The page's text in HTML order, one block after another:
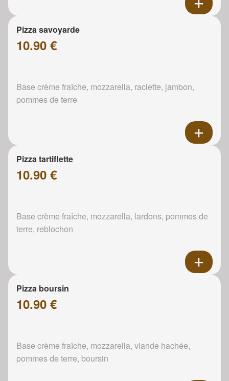
Pizza savoyarde
10.90 €
Base crème fraîche, mozzarella, raclette, jambon,
pommes de terre
Pizza tartiflette
10.90 €
Base crème fraîche, mozzarella, lardons, pommes de
terre, reblochon
Pizza boursin
10.90 €
Base crème fraîche, mozzarella, viande hachée,
pommes de terre, boursin